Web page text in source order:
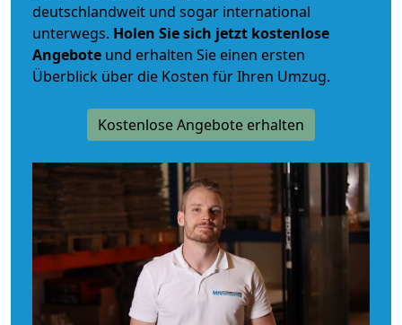
deutschlandweit und sogar international
unterwegs. Holen Sie sich jetzt kostenlose
Angebote und erhalten Sie einen ersten
Überblick über die Kosten für Ihren Umzug.
Kostenlose Angebote erhalten